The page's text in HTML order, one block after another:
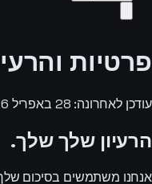
פרטיות
עודכן לאחרונה: 28 באפריל 2026
הרעיון שלך שלך.